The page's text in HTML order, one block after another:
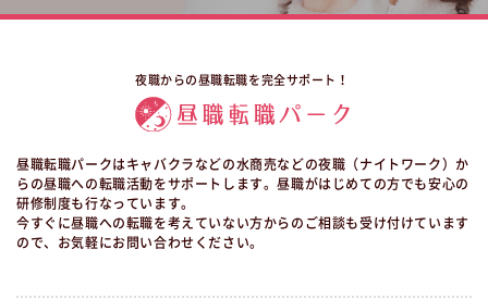
夜職からの昼職転職を完全サポート！
昼職転職パークはキャバクラなどの水商売などの夜職（ナイトワーク）か
らの昼職への転職活動をサポートします。昼職がはじめての方でも安心の
研修制度も行なっています。
今すぐに昼職への転職を考えていない方からのご相談も受け付けています
ので、お気軽にお問い合わせください。